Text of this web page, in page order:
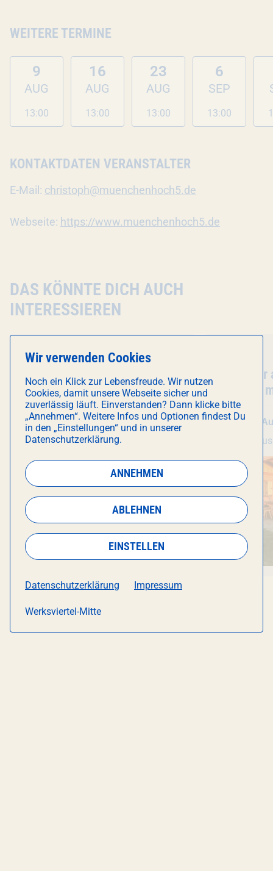
WEITERE TERMINE
9
AUG
13:00
16
AUG
13:00
23
AUG
13:00
6
SEP
13:00
KONTAKTDATEN VERANSTALTER
E-Mail: christoph@muenchenhoch5.de
Webseite: https://www.muenchenhoch5.de
DAS KÖNNTE DICH AUCH
INTERESSIEREN
Essen & Trinken
Veranstaltung
Kuchentratsch - POP-UP CAFÉ
So 9. August, 13:00 Uhr
München Hoch5
Hochalm
(45 Min. /
Fr 14.
ECKhaus
Wir verwenden Cookies
Noch ein Klick zur Lebensfreude. Wir nutzen
Cookies, damit unsere Webseite sicher und
zuverlässig läuft. Einverstanden? Dann klicke bitte
„Annehmen“. Weitere Infos und Optionen findest Du
in den „Einstellungen“ und in unserer
Datenschutzerklärung.
ANNEHMEN
ABLEHNEN
EINSTELLEN
Datenschutzerklärung Impressum
Werksviertel-Mitte